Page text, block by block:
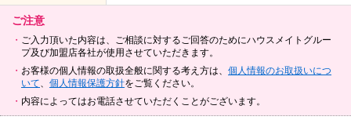
ご注意
ご入力頂いた内容は、ご相談に対するご回答のためにハウスメイトグルー
プ及び加盟店各社が使用させていただきます。
お客様の個人情報の取扱全般に関する考え方は、 個人情報のお取扱いにつ
いて
個人情報保護方針をご覧ください。
内容によってはお電話させていただくことがございます。